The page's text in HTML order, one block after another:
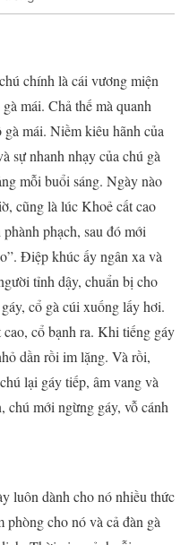
chính là cái vương miện
mái. Chả thế mà quanh
mái. Niềm kiêu hãnh của
sự nhanh nhạy của chú gà
mỗi buổi sáng. Ngày nào
cũng là lúc Khoẻ cất cao
phạch, sau đó mới
Điệp khúc ấy ngân xa và
tỉnh dậy, chuẩn bị cho
cổ gà cúi xuống lấy hơi.
cao, cổ bạnh ra. Khi tiếng gáy
dần rồi im lặng. Và rồi,
lại gáy tiếp, âm vang và
chú mới ngừng gáy, vỗ cánh
luôn dành cho nó nhiều thức
cho nó và cả đàn gà